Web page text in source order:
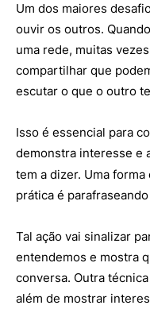
Um dos maiores
ouvir os outros.
uma rede, muitas
compartilhar que
escutar o que o outro
Isso é essencial para
demonstra interesse e
tem a dizer. Uma forma
prática é
Tal ação vai sinalizar
entendemos e mostra
conversa. Outra
além de mostrar